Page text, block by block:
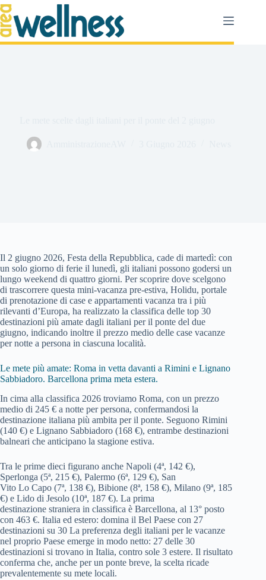
Salta
al
contenuto
Il 2 giugno 2026, Festa della Repubblica, cade di martedì: con
un solo giorno di ferie il lunedì, gli italiani possono godersi un
lungo weekend di quattro giorni. Per scoprire dove scelgono
di trascorrere questa mini-vacanza pre-estiva, Holidu, portale
di prenotazione di case e appartamenti vacanza tra i più
rilevanti d’Europa, ha realizzato la classifica delle top 30
destinazioni più amate dagli italiani per il ponte del due
giugno, indicando inoltre il prezzo medio delle case vacanze
per notte a persona in ciascuna località.
Le mete più amate: Roma in vetta davanti a Rimini e Lignano
Sabbiadoro. Barcellona prima meta estera.
In cima alla classifica 2026 troviamo Roma, con un prezzo
medio di 245 € a notte per persona, confermandosi la
destinazione italiana più ambita per il ponte. Seguono Rimini
(140 €) e Lignano Sabbiadoro (168 €), entrambe destinazioni
balneari che anticipano la stagione estiva.
Tra le prime dieci figurano anche Napoli (4ª, 142 €),
Sperlonga (5ª, 215 €), Palermo (6ª, 129 €), San
Vito Lo Capo (7ª, 138 €), Bibione (8ª, 158 €), Milano (9ª, 185
€) e Lido di Jesolo (10ª, 187 €). La prima
destinazione straniera in classifica è Barcellona, al 13° posto
con 463 €. Italia ed estero: domina il Bel Paese con 27
destinazioni su 30 La preferenza degli italiani per le vacanze
nel proprio Paese emerge in modo netto: 27 delle 30
destinazioni si trovano in Italia, contro sole 3 estere. Il risultato
conferma che, anche per un ponte breve, la scelta ricade
prevalentemente su mete locali.